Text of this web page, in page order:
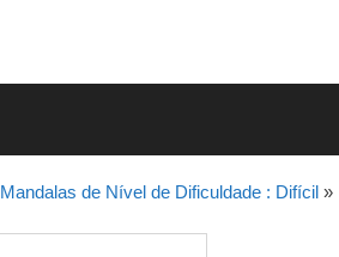
Mandalas de Nível de Dificuldade : Difícil»